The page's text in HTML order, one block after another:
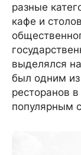
разные
кафе и
выделялся
был одним из
ресторанов
популярным